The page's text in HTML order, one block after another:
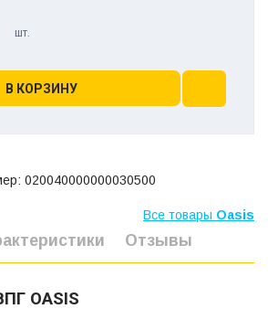
В КОРЗИНУ
020040000000030500
Все товары Oasis
Отзывы
OASIS